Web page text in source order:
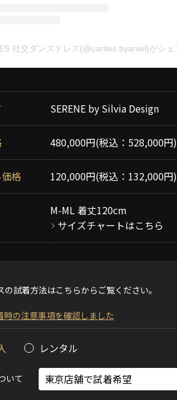
SERENE by Silvia Design
480,000円(税込：528,000円)
格 120,000円(税込：132,000円)
M-ML 着丈120cm
サイズチャートはこちら
の試着方法はこちらからご覧ください。
時の注意事項を確認しました
レンタル
いて